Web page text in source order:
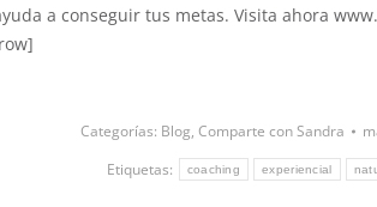
a conseguir tus metas. Visita ahora
Categorías: Blog,Comparte con Sandra
Etiquetas:
coaching experiencial